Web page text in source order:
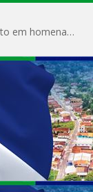
Prefeitura de Magalhães Barata realiza evento em homenagem ao Dia Internacional da Mulher